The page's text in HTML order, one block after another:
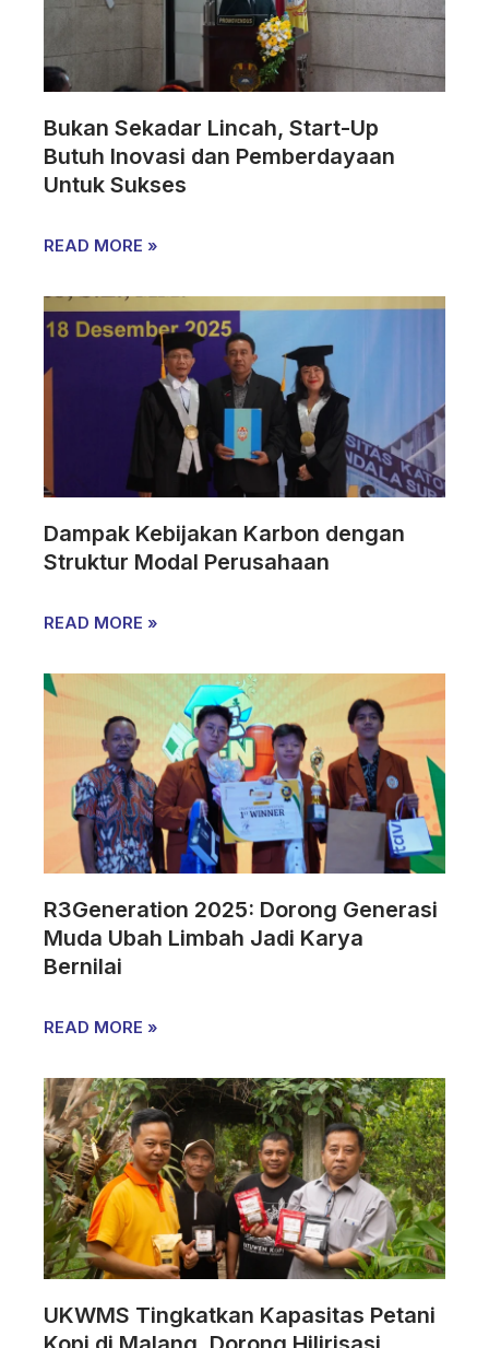
Bukan Sekadar Lincah, Start-Up
Butuh Inovasi dan Pemberdayaan
Untuk Sukses
READ MORE »
Dampak Kebijakan Karbon dengan
Struktur Modal Perusahaan
READ MORE »
R3Generation 2025: Dorong Generasi
Muda Ubah Limbah Jadi Karya
Bernilai
READ MORE »
UKWMS Tingkatkan Kapasitas Petani